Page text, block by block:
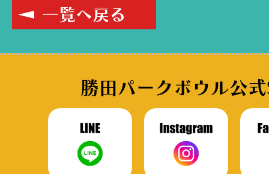
一覧へ戻る
勝田パークボウル公